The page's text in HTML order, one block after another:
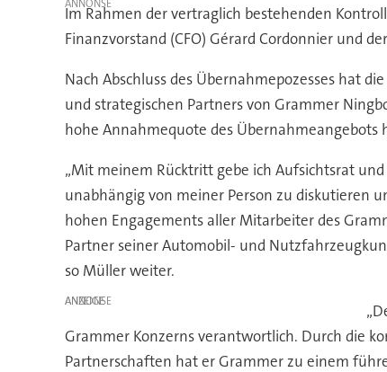
Im Rahmen der vertraglich bestehenden
Finanzvorstand (CFO) Gérard Cordonnier und
Nach Abschluss des Übernahmepozesses hat
und strategischen Partners von Grammer
hohe Annahmequote des
„Mit meinem Rücktritt gebe ich Aufsichtsrat
unabhängig von meiner Person zu diskutieren
hohen Engagements aller Mitarbeiter des
Partner seiner Automobil- und
so Müller weiter.
ANZEIGE
Grammer Konzerns verantwortlich. Durch die
Partnerschaften hat er Grammer zu einem